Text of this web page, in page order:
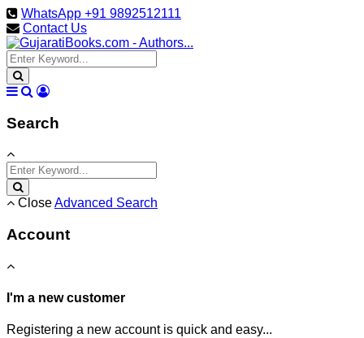
WhatsApp +91 9892512111
Contact Us
Search
CloseAdvanced Search
Account
I'm a new customer
Registering a new account is quick and easy...